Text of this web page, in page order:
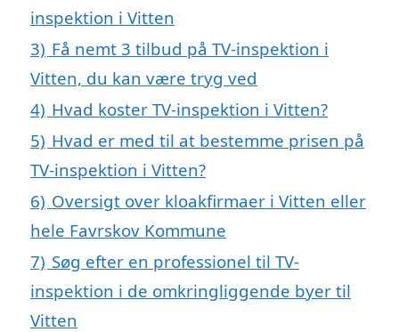
inspektion i Vitten
3) Få nemt 3 tilbud på TV-inspektion i
Vitten, du kan være tryg ved
4) Hvad koster TV-inspektion i Vitten?
5) Hvad er med til at bestemme prisen på
TV-inspektion i Vitten?
6) Oversigt over kloakfirmaer i Vitten eller
hele Favrskov Kommune
7) Søg efter en professionel til TV-
inspektion i de omkringliggende byer til
Vitten